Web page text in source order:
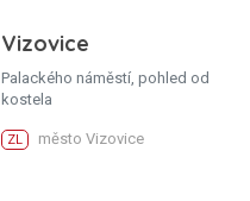
Vizovice
Palackého náměstí, pohled od
kostela
ZL město Vizovice